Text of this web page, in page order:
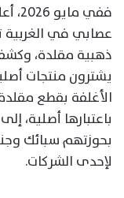
ففي
عصابي في
ذهبية مقلدة،
يشترون منتجات
الأغلفة بقطع
باعتبارها أصلية،
بحوزتهم سبائك
لإحدى الشركات.